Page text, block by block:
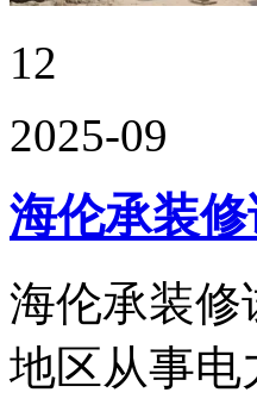
12
2025-09
海伦承装
海伦承装修
地区从事电